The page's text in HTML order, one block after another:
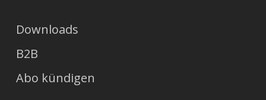
Downloads
B2B
Abo kündigen